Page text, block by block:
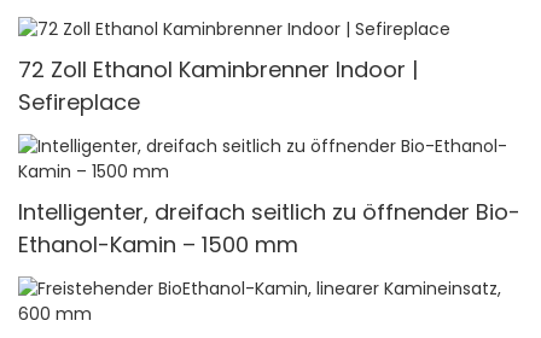
72 Zoll Ethanol Kaminbrenner Indoor |
Sefireplace
Intelligenter, dreifach seitlich zu öffnender Bio-
Ethanol-Kamin – 1500 mm